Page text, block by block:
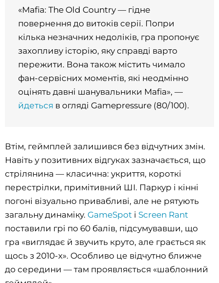
«Mafia: The Old Country — гідне
повернення до витоків серії. Попри
кілька незначних недоліків, гра пропонує
захопливу історію, яку справді варто
пережити. Вона також містить чимало
фан-сервісних моментів, які неодмінно
оцінять давні шанувальники Mafia», —
йдеться в огляді Gamepressure (80/100).
Втім, геймплей залишився без відчутних змін.
Навіть у позитивних відгуках зазначається, що
стрілянина — класична: укриття, короткі
перестрілки, примітивний ШІ. Паркур і кінні
погоні візуально привабливі, але не рятують
загальну динаміку. GameSpot і Screen Rant
поставили грі по 60 балів, підсумувавши, що
гра «виглядає й звучить круто, але грається як
щось з 2010-х». Особливо це відчутно ближче
до середини — там проявляється «шаблонний